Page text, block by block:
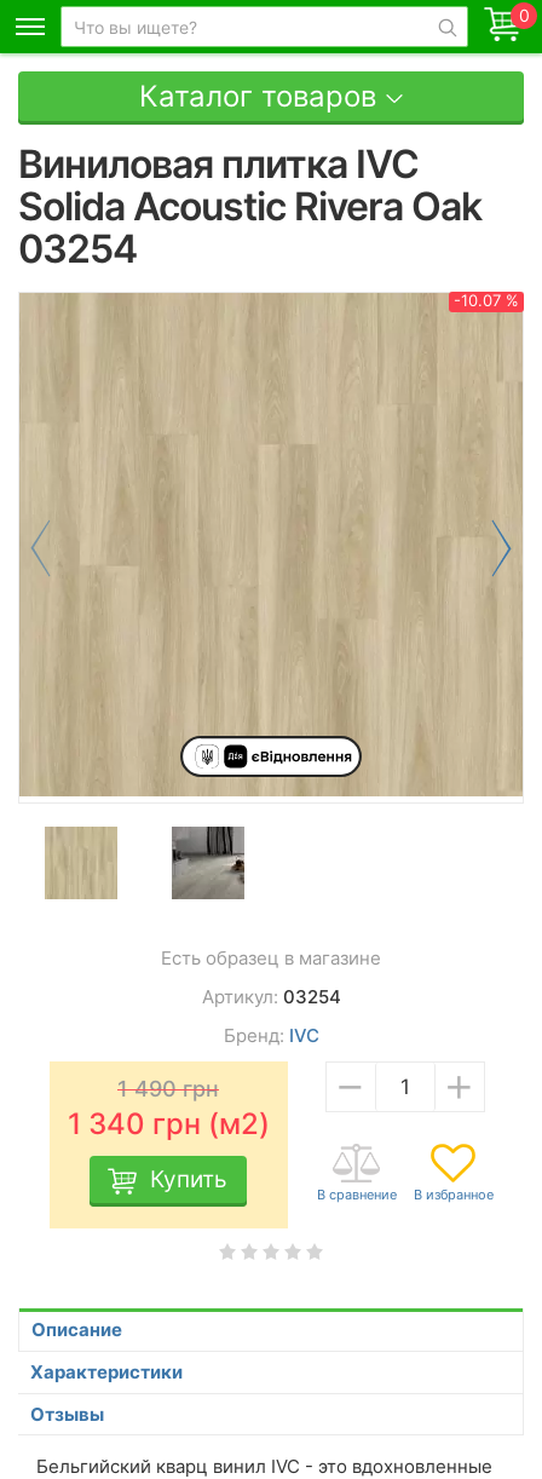
0
Каталог товаров
Виниловая плитка IVC
Solida Acoustic Rivera Oak
03254
-10.07 %
Есть образец в магазине
Артикул: 03254
Бренд: IVC
1 490грн
1 340 грн (м2)
Купить
− +
Описание
Характеристики
Отзывы
Бельгийский кварц винил IVC - это вдохновленные